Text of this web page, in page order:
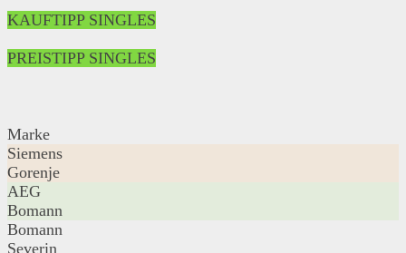
KAUFTIPP SINGLES
PREISTIPP SINGLES
Marke
Siemens
Gorenje
AEG
Bomann
Bomann
Severin